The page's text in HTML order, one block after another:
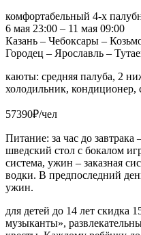
комфортабельный 4-х
6 мая 23:00 – 11 мая 09:00
Казань – Чебоксары –
Городец – Ярославль –
каюты: средняя палуба, 2
холодильник,
57390₽/чел
Питание: за час до завтрака
шведский стол с бокалом
система, ужин – заказная
водки. В предпоследний
ужин.
для детей до 14 лет скидка
музыканты»,